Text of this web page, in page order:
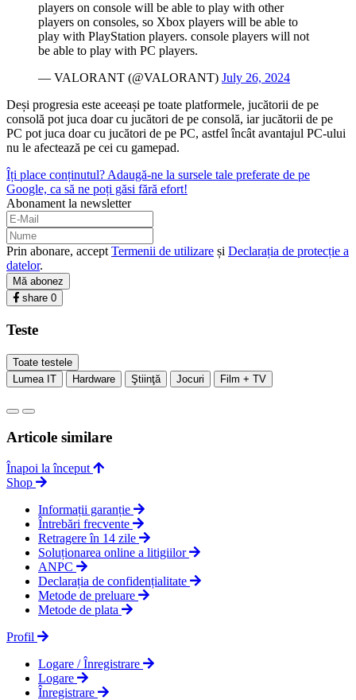
players on console will be able to play with other
players on consoles, so Xbox players will be able to
play with PlayStation players. console players will not
be able to play with PC players.
— VALORANT (@VALORANT) July 26, 2024
Deși progresia este aceeași pe toate platformele, jucătorii de pe
consolă pot juca doar cu jucători de pe consolă, iar jucătorii de pe
PC pot juca doar cu jucători de pe PC, astfel încât avantajul PC-ului
nu le afectează pe cei cu gamepad.
Îți place conținutul? Adaugă-ne la sursele tale preferate de pe
Google, ca să ne poți găsi fără efort!
Abonament la newsletter
Prin abonare, accept Termenii de utilizare și Declarația de protecție a
datelor.
Mă abonez
share 0
Teste
Toate testele
Lumea IT
Hardware Ştiinţă Jocuri Film + TV
Articole similare
Înapoi la început
Shop
Informații garanție
Întrebări frecvente
Retragere în 14 zile
Soluționarea online a litigiilor
ANPC
Declarația de confidențialitate
Metode de preluare
Metode de plata
Profil
Logare / Înregistrare
Logare
Înregistrare